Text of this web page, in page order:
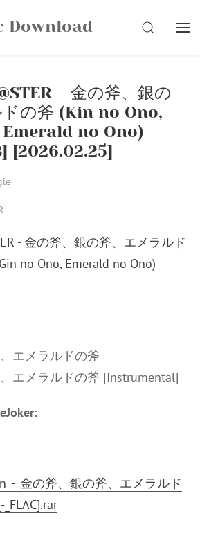
Download SEARCH
– 金の斧、銀の
の斧 (Kin no Ono,
no Ono)
[2026.02.25]
エメラルドの斧
エメラルドの斧 [Instrumental]
_金の斧、銀の斧、エメラルド